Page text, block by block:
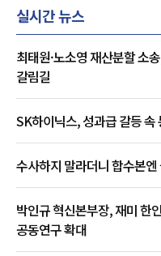
실시간 뉴스
최태원·노소영 재산분할 소
갈림길
SK하이닉스, 성과급 갈등 속
수사하지 말라더니 합수본
박인규 혁신본부장, 재미 한
공동연구 확대